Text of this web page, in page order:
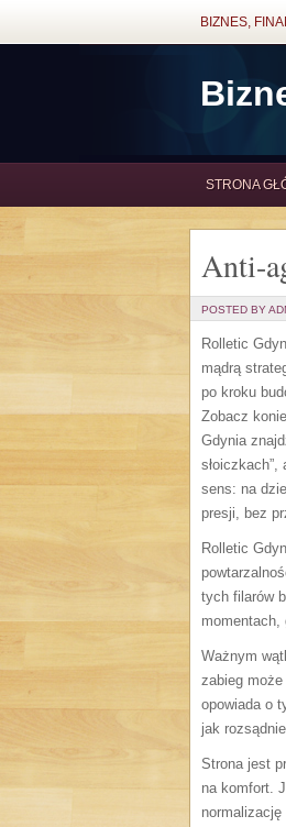
BIZNES,
STRONA
Anti-
POSTED BY
Rolletic
mądrą
po kroku
Zobacz
Gdynia
sens: na
presji, bez
Rolletic
tych filarów
momentach,
Ważnym
zabieg
opowiada o
jak
Strona jest
na komfort.